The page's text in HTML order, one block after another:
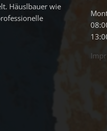
Häuslbauer wie